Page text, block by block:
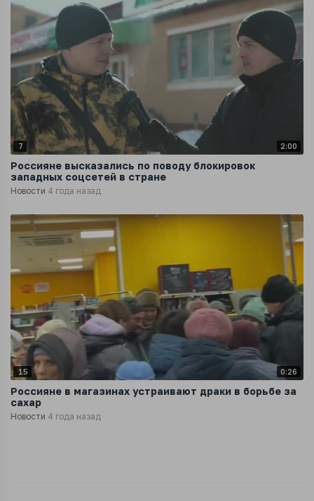
7 2:00
Россияне высказались по поводу блокировок
западных соцсетей в стране
Новости 4 года назад
15 0:26
Россияне в магазинах устраивают драки в борьбе за
сахар
Новости 4 года назад